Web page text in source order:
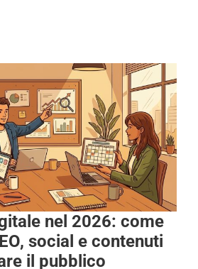
nel 2026: come
social e contenuti
il pubblico